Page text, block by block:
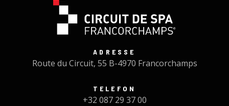
ADRESSE
Route du Circuit, 55 B-4970 Francorchamps
TELEFON
+32 087 29 37 00